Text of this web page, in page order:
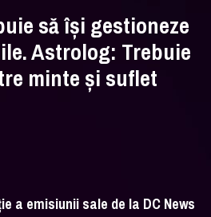
să își gestioneze
Astrolog: Trebuie
minte și suflet
a emisiunii sale de la DC News